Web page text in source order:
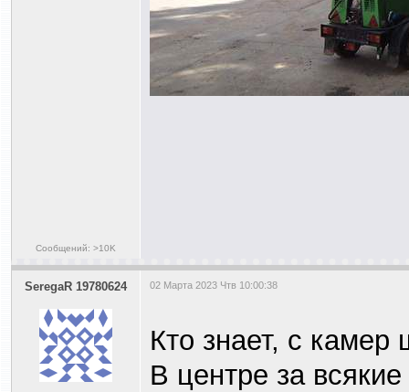
Сообщений: >10K
SeregaR 19780624 02 Марта 2023 Чтв 10:00:38
Кто знает, с
В центре за